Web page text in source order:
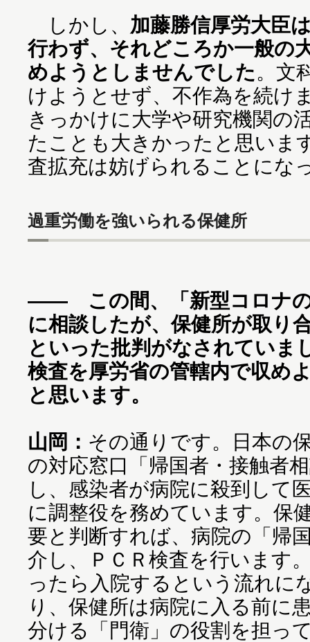
しかし、 加藤勝信厚労大臣
行わず、それどころか一般の
めようとしませんでした。文
けようとせず、不作為を続け
きっかけに大学や研究機関の
たことも大きかったと思いま
査拡充は妨げられることにな
過重労働を強いられる保健所
―― この間、「新型コロナの
に相談したが、保健所が取り
といった批判がなされていま
検査を厚労省の管轄内で収め
と思います。
山岡： その通りです。日本の
の対応窓口「帰国者・接触者
し、感染者が病院に殺到して
に調整役を務めています。保
要と判断すれば、病院の「帰
介し、ＰＣＲ検査を行います
ったら入院するという流れに
り、保健所は病院に入る前に
分ける「門衛」の役割を担っ